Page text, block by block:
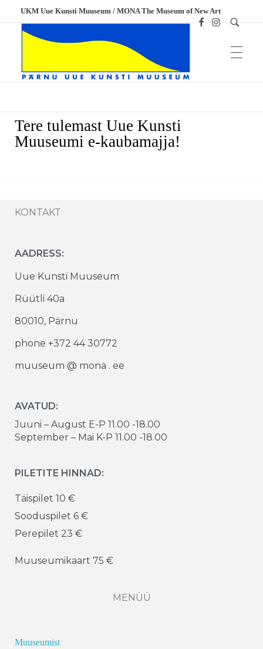
UKM Uue Kunsti Muuseum / MONA The Museum of New Art
Meened
Tere tulemast Uue Kunsti
Muuseumi e-kaubamajja!
KONTAKT
AADRESS:
Uue Kunsti Muuseum
Rüütli 40a
80010, Pärnu
phone +372 44 30772
muuseum @ mona . ee
AVATUD:
Juuni – August E-P 11.00 -18.00
September – Mai K-P 11.00 -18.00
PILETITE HINNAD:
Täispilet 10 €
Sooduspilet 6 €
Perepilet 23 €
Muuseumikaart 75 €
MENÜÜ
Muuseumist